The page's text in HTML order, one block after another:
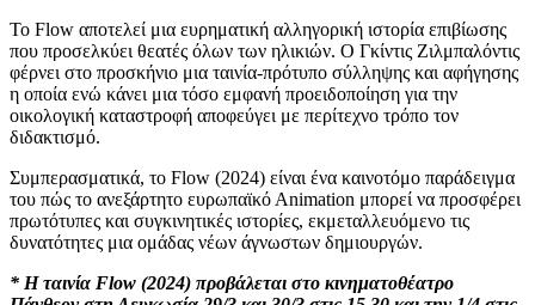
Το Flow αποτελεί μια ευρηματική αλληγορική ιστορία επιβίωσης
που προσελκύει θεατές όλων των ηλικιών. Ο Γκίντις Ζιλμπαλόντις
φέρνει στο προσκήνιο μια ταινία-πρότυπο σύλληψης και αφήγησης
η οποία ενώ κάνει μια τόσο εμφανή προειδοποίηση για την
οικολογική καταστροφή αποφεύγει με περίτεχνο τρόπο τον
διδακτισμό.
Συμπερασματικά, το Flow (2024) είναι ένα καινοτόμο παράδειγμα
του πώς το ανεξάρτητο ευρωπαϊκό Αnimation μπορεί να προσφέρει
πρωτότυπες και συγκινητικές ιστορίες, εκμεταλλευόμενο τις
δυνατότητες μια ομάδας νέων άγνωστων δημιουργών.
* Η ταινία Flow (2024) προβάλεται στο κινηματοθέατρο